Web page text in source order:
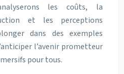
les coûts, la
et les perceptions
dans des exemples
l’avenir prometteur
pour tous.